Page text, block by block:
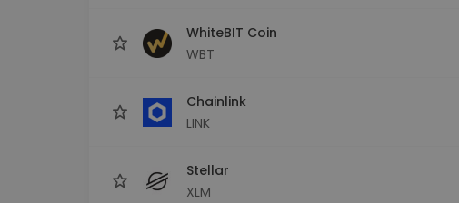
WhiteBIT Coin
WBT
Chainlink
LINK
Stellar
XLM